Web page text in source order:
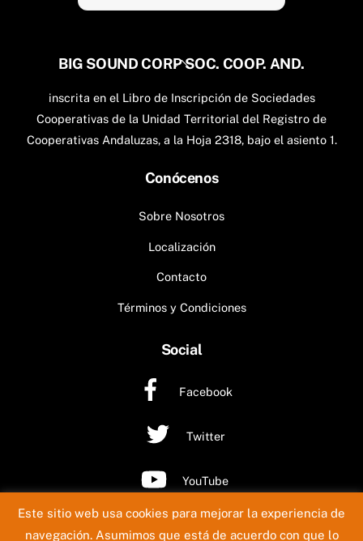
Back
Top
BIG SOUND CORP SOC. COOP. AND.
inscrita en el Libro de Inscripción de Sociedades
Cooperativas de la Unidad Territorial del Registro de
Cooperativas Andaluzas, a la Hoja 2318, bajo el asiento 1.
Conócenos
Sobre Nosotros
Localización
Contacto
Términos y Condiciones
Social
Facebook
Twitter
YouTube
© Big Sound Corp 2026
Este sitio web usa cookies para mejorar la experiencia de
navegación. Asumimos que está de acuerdo con que lo